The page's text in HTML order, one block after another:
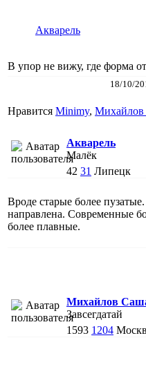
Акварель
В упор не вижу, где форма
18/10/
Нравится Minimy,
Акварель
Малёк
42 31 Липецк
Вроде старые более
направлена. Современные
более плавные.
Михайлов
Завсегдатай
1593 1204